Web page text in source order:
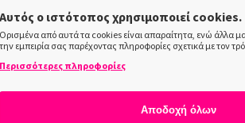
Αυτός ο ιστότοπος χρησιμοποιεί cookies.
Ορισμένα από αυτά τα cookies είναι απαραίτητα, ενώ άλλα
την εμπειρία σας παρέχοντας πληροφορίες σχετικά με τον
Περισσότερες πληροφορίες
Αποδοχή όλων